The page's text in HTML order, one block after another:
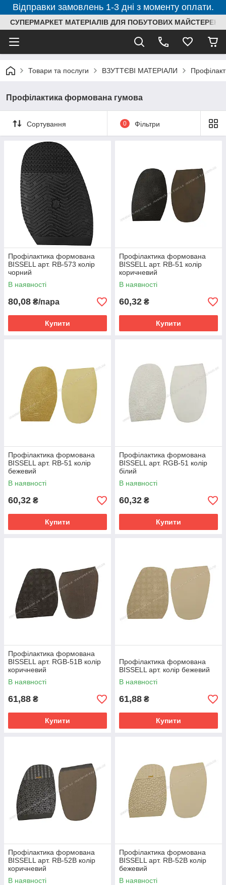
Відправки замовлень 1-3 дні з моменту оплати.
СУПЕРМАРКЕТ МАТЕРІАЛІВ ДЛЯ ПОБУТОВИХ МАЙСТЕРЕНЬ
Товари та послуги ВЗУТТЄВІ МАТЕРІАЛИ
Профілактика формована гумова
Сортування 0 Фільтри
Профілактика формована
BISSELL арт. RB-573 колір
чорний
В наявності
80,08 ₴/пара
Купити
Профілактика формована
BISSELL арт. RB-51 колір
коричневий
В наявності
60,32 ₴
Купити
Профілактика формована
BISSELL арт. RB-51 колір
бежевий
В наявності
60,32 ₴
Купити
Профілактика формована
BISSELL арт. RGB-51 колір
білий
В наявності
60,32 ₴
Купити
Профілактика формована
BISSELL арт. RGB-51B колір
коричневий
В наявності
61,88 ₴
Купити
Профілактика формована
BISSELL арт. колір бежевий
В наявності
61,88 ₴
Купити
Профілактика формована
BISSELL арт. RB-52B колір
коричневий
В наявності
Профілактика формована
BISSELL арт. RB-52B колір
бежевий
В наявності